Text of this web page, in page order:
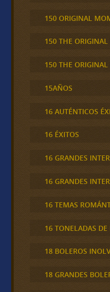
150 ORIGINAL
150 THE
150 THE
15AÑOS
16 AUTÉNTICOS
16 ÉXITOS
16 GRANDES
16 GRANDES
16 TEMAS
16 TONELADAS DE
18 BOLEROS
18 GRANDES